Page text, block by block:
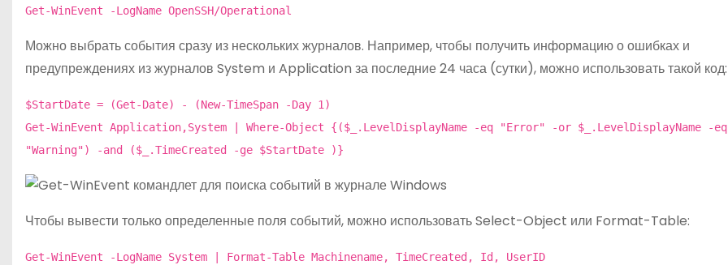
Get-WinEvent -LogName OpenSSH/Operational
Можно выбрать события сразу из нескольких журналов. Например, чтобы получить информацию о ошибках и
предупреждениях из журналов System и Application за последние 24 часа (сутки), можно использовать такой код:
$StartDate = (Get-Date) - (New-TimeSpan -Day 1)
Get-WinEvent Application,System | Where-Object {($_.LevelDisplayName -eq "Error" -or $_.LevelDisplayName -eq
"Warning") -and ($_.TimeCreated -ge $StartDate )}
Чтобы вывести только определенные поля событий, можно использовать Select-Object или Format-Table:
Get-WinEvent -LogName System | Format-Table Machinename, TimeCreated, Id, UserID